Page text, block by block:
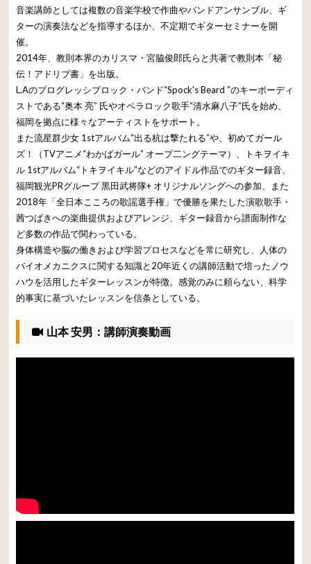
音楽講師としては複数の音楽学校で作曲やバンドアンサンブル、ギ
ターの演奏法などを指導するほか、不定期でギターセミナーを開
催。
2014年、教則本界のカリスマ・宮脇俊郎氏らと共著で教則本「秘
伝！アドリブ書」を出版。
L.Aのプログレッシブロック・バンド“Spock's Beard ”のキーボーディ
ストである“奥本 亮” 氏やオペラロック歌手“清水麻八子”氏を始め、
福岡を拠点に様々なアーティストをサポート。
また流星群少女 1stアルバム“出る杭は撃たれる”や、初めてガール
ズ！（TVアニメ“わかばガール” オープ二ングテーマ）、トキヲイキ
ル 1stアルバム“トキヲイキル”などのアイドル作品でのギター録音、
福岡観光PRグループ 黒田武将隊+ オリジナルソングへの参加、また
2018年「全日本こころの歌謡選手権」で優勝を果たした演歌歌手・
茜つばきへの楽曲提供およびアレンジ、ギター録音から譜面制作な
ど多数の作品で関わっている。
身体構造や脳の働きおよび学習プロセスなどを常に研究し、人体の
バイオメカニクスに関する知識と20年近くの講師活動で培ったノウ
ハウを活用したギターレッスンが特徴。感覚のみに頼らない、科学
的事実に基づいたレッスンを信条としている。
山本 安男：講師演奏動画